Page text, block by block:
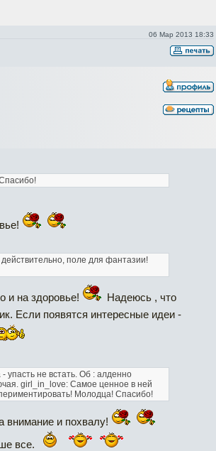
06 Мар 2013 18:33
поле для фантазии!
и на здоровье!
Надеюсь , что
Если появятся интересные идеи -
- упасть не встать. Об : алденно
girl_in_love: Самое ценное в ней
Молодца! Спасибо!
внимание и похвалу!
все.